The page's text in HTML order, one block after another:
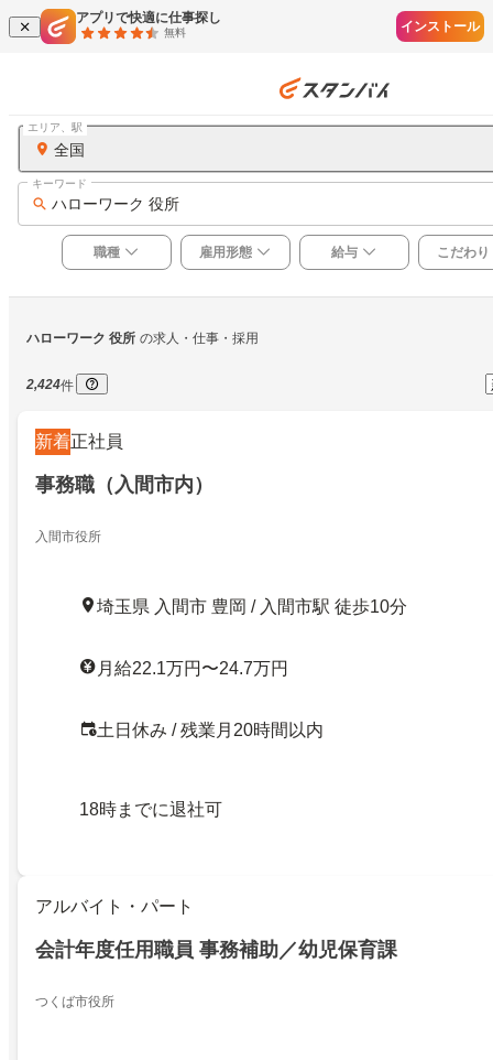
アプリで快適に仕事探し
無料 インストール
全国
エリア、駅
ハローワーク 役所
キーワード
職種 雇用形態 給与 こだわり
ハローワーク 役所 の求人・仕事・採用
2,424件
新着正社員
事務職（入間市内）
入間市役所
埼玉県 入間市 豊岡 / 入間市駅 徒歩10分
月給22.1万円〜24.7万円
土日休み / 残業月20時間以内
18時までに退社可
アルバイト・パート
会計年度任用職員 事務補助／幼児保育課
つくば市役所